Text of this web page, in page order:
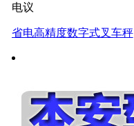
电议
省电高精度数字式叉车秤